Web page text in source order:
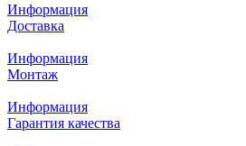
Информация
Доставка
Информация
Монтаж
Информация
Гарантия качества